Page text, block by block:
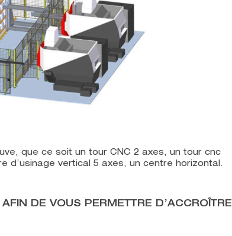
que ce soit un tour CNC 2 axes, un tour cnc
d’usinage vertical 5 axes, un centre horizontal.
DE VOUS PERMETTRE D’ACCROÎTRE